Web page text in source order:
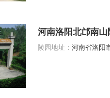
河南洛阳北邙南山
陵园地址： 河南省洛阳